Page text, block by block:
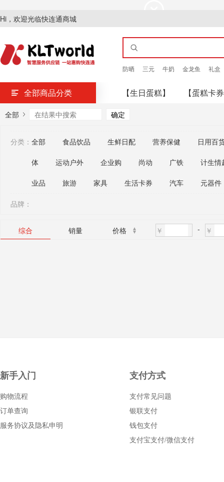
Hi，欢迎光临快连通商城
防晒 三元 牛奶 金龙鱼 礼盒
全部商品分类 【生日蛋糕】 【蛋糕卡
全部
分类： 全部 食品饮品 生鲜日配 营养保健 日用百
体 运动户外 企业购 尚动 广铁 计生情
业品 旅游 家具 生活卡券 汽车 元器件
品牌：
综合 销量 价格 ￥ - ￥
新手入门
购物流程
订单查询
服务协议及隐私申明
支付方式
支付常见问题
银联支付
钱包支付
支付宝支付/微信支付